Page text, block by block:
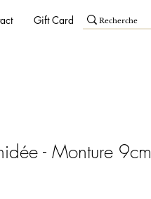
Gift Card
- Monture 9cm